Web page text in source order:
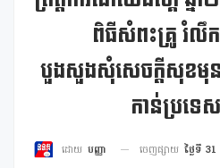
ពិធីសំពះគ្រូ រំ
បួងសួងសុំសេចក្តីសុខមុ
កាន់ប្រទេ
ដោយ បញ្ញា ចេញផ្សាយ ថ្ងៃទី 31